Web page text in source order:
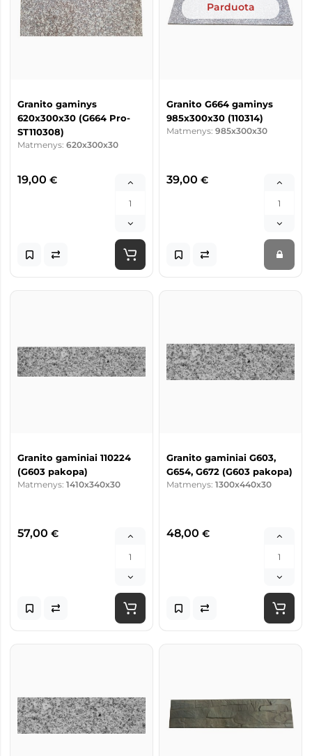
Granito gaminys
620x300x30 (G664 Pro-
ST110308)
Matmenys: 620x300x30
19,00 €
Parduota
Granito G664 gaminys
985x300x30 (110314)
Matmenys: 985x300x30
39,00 €
Granito gaminiai 110224
(G603 pakopa)
Matmenys: 1410x340x30
57,00 €
Granito gaminiai G603,
G654, G672 (G603 pakopa)
Matmenys: 1300x440x30
48,00 €